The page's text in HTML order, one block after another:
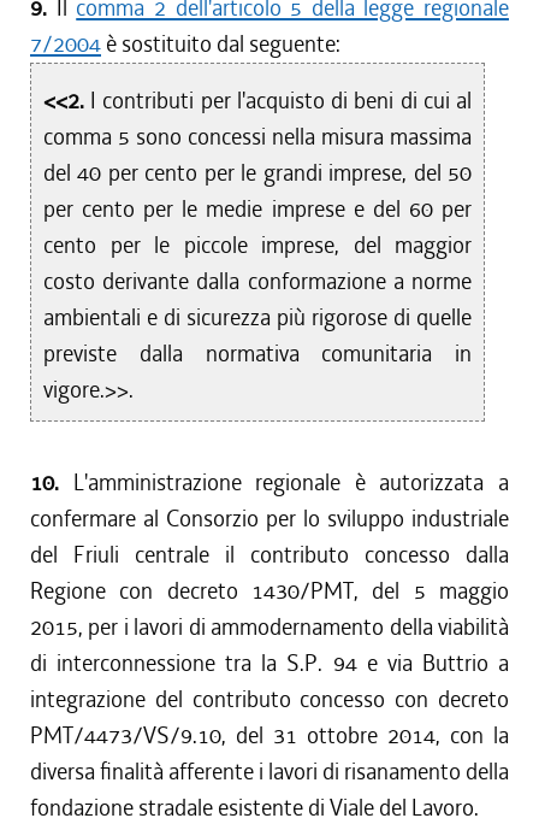
9. Il comma 2 dell'articolo 5 della legge regionale
7/2004 è sostituito dal seguente:
<<2. I contributi per l'acquisto di beni di cui al
comma 5 sono concessi nella misura massima
del 40 per cento per le grandi imprese, del 50
per cento per le medie imprese e del 60 per
cento per le piccole imprese, del maggior
costo derivante dalla conformazione a norme
ambientali e di sicurezza più rigorose di quelle
previste dalla normativa comunitaria in
vigore.>>.
10. L'amministrazione regionale è autorizzata a
confermare al Consorzio per lo sviluppo industriale
del Friuli centrale il contributo concesso dalla
Regione con decreto 1430/PMT, del 5 maggio
2015, per i lavori di ammodernamento della viabilità
di interconnessione tra la S.P. 94 e via Buttrio a
integrazione del contributo concesso con decreto
PMT/4473/VS/9.10, del 31 ottobre 2014, con la
diversa finalità afferente i lavori di risanamento della
fondazione stradale esistente di Viale del Lavoro.